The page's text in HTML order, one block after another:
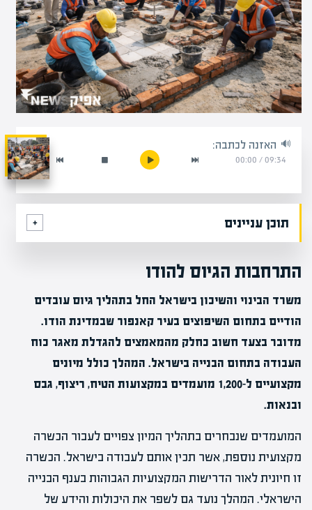
האזנה לכתבה:
09:34
/
00:00
תוכן עניינים
התרחבות הגיוס להודו
משרד הבינוי והשיכון בישראל החל בתהליך גיוס עובדים
הודיים בתחום השיפוצים בעיר קאנפור שבמדינת הודו.
מדובר בצעד חשוב כחלק מהמאמצים להגדלת מאגר כוח
העבודה בתחום הבנייה בישראל. המהלך כולל מיונים
מקצועיים ל-1,200 מועמדים במקצועות הטיח, ריצוף, גבס
ובנאות.
המועמדים שנבחרים בתהליך המיון צפויים לעבור הכשרה
מקצועית נוספת, אשר תכין אותם לעבודה בישראל. הכשרה
זו חיונית לאור הדרישות המקצועיות הגבוהות בענף הבנייה
הישראלי. המהלך נועד גם לשפר את היכולות והידע של